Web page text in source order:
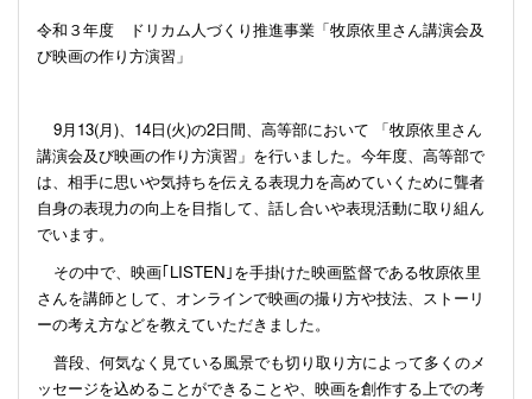
令和３年度 ドリカム人づくり推進事業「牧原依里さん講演会及
び映画の作り方演習」
9月13(月)、 14日(火)の2日間、高等部において 「牧原依里さん
講演会及び映画の作り方演習」を行いました。今年度、高等部で
は、相手に思いや気持ちを伝える表現力を高めていくために聾者
自身の表現力の向上を目指して、話し合いや表現活動に取り組ん
でいます。
その中で、映画｢LISTEN ｣を手掛けた映画監督である牧原依里
さんを講師として、オンラインで映画の撮り方や技法、ストーリ
ーの考え方などを教えていただきました。
普段、何気なく見ている風景でも切り取り方によって多くのメ
ッセージを込めることができることや、映画を創作する上での考